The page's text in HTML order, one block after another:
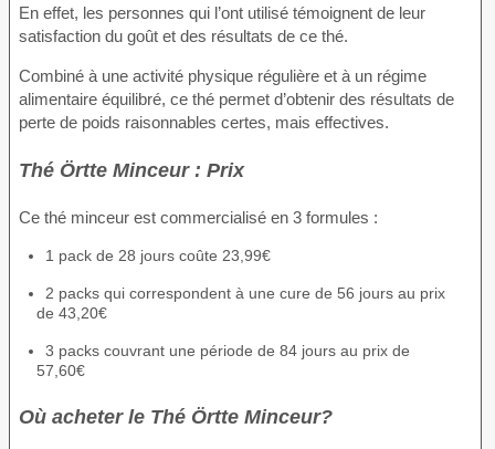
En effet, les personnes qui l’ont utilisé témoignent de leur
satisfaction du goût et des résultats de ce thé.
Combiné à une activité physique régulière et à un régime
alimentaire équilibré, ce thé permet d’obtenir des résultats de
perte de poids raisonnables certes, mais effectives.
Thé Örtte Minceur : Prix
Ce thé minceur est commercialisé en 3 formules :
1 pack de 28 jours coûte 23,99€
2 packs qui correspondent à une cure de 56 jours au prix
de 43,20€
3 packs couvrant une période de 84 jours au prix de
57,60€
Où acheter le Thé Örtte Minceur?